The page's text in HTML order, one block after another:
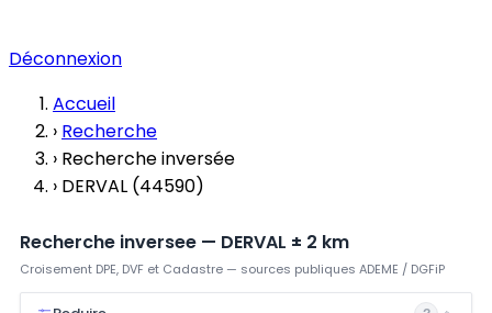
Déconnexion
Accueil
› Recherche
› Recherche inversée
› DERVAL (44590)
Recherche inversee — DERVAL ± 2 km
Croisement DPE, DVF et Cadastre — sources publiques ADEME / DGFiP